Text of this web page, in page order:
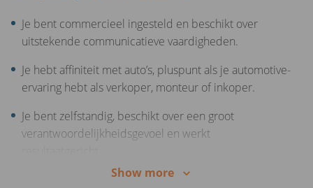
representatieve uitstraling van de vestiging.
service. Jij zorgt ervoor dat zij tevreden en met een
glimlach de deur uitgaan.
Je bent commercieel ingesteld en beschikt over
uitstekende communicatieve vaardigheden.
Je hebt affiniteit met auto’s, pluspunt als je automotive-
ervaring hebt als verkoper, monteur of inkoper.
Je bent zelfstandig, beschikt over een groot
verantwoordelijkheidsgevoel en werkt
Je werkt graag iedere zaterdag en bent daarbij 40 of
Show more